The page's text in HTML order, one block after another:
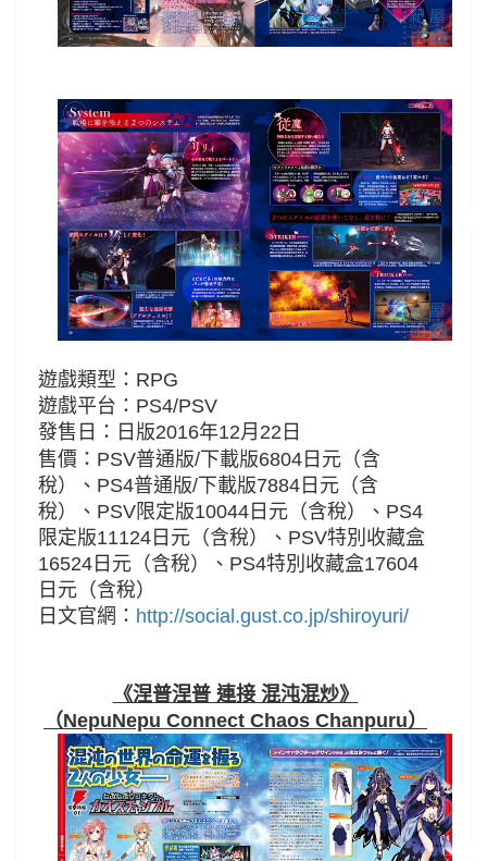
遊戲類型：RPG
遊戲平台：PS4/PSV
發售日： 日版2016年12月22日
售價： PSV普通版/下載版6804日元（含
稅）、 PS4普通版/ 下載版7884 日元 （含
稅）、 PSV限定版10044日元 （含稅）、 PS4
限定版11124日元 （含稅）、PSV特別收藏盒
16524 日元 （含稅）、 PS4特別收藏盒17604
日元 （含稅）
日文官網： http://social.gust.co.jp/shiroyuri/
《涅普涅普 連接 混沌混炒》
（NepuNepu Connect Chaos Chanpuru）